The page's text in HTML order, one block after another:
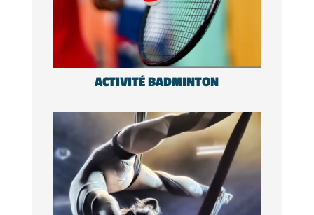
ACTIVITÉ BADMINTON